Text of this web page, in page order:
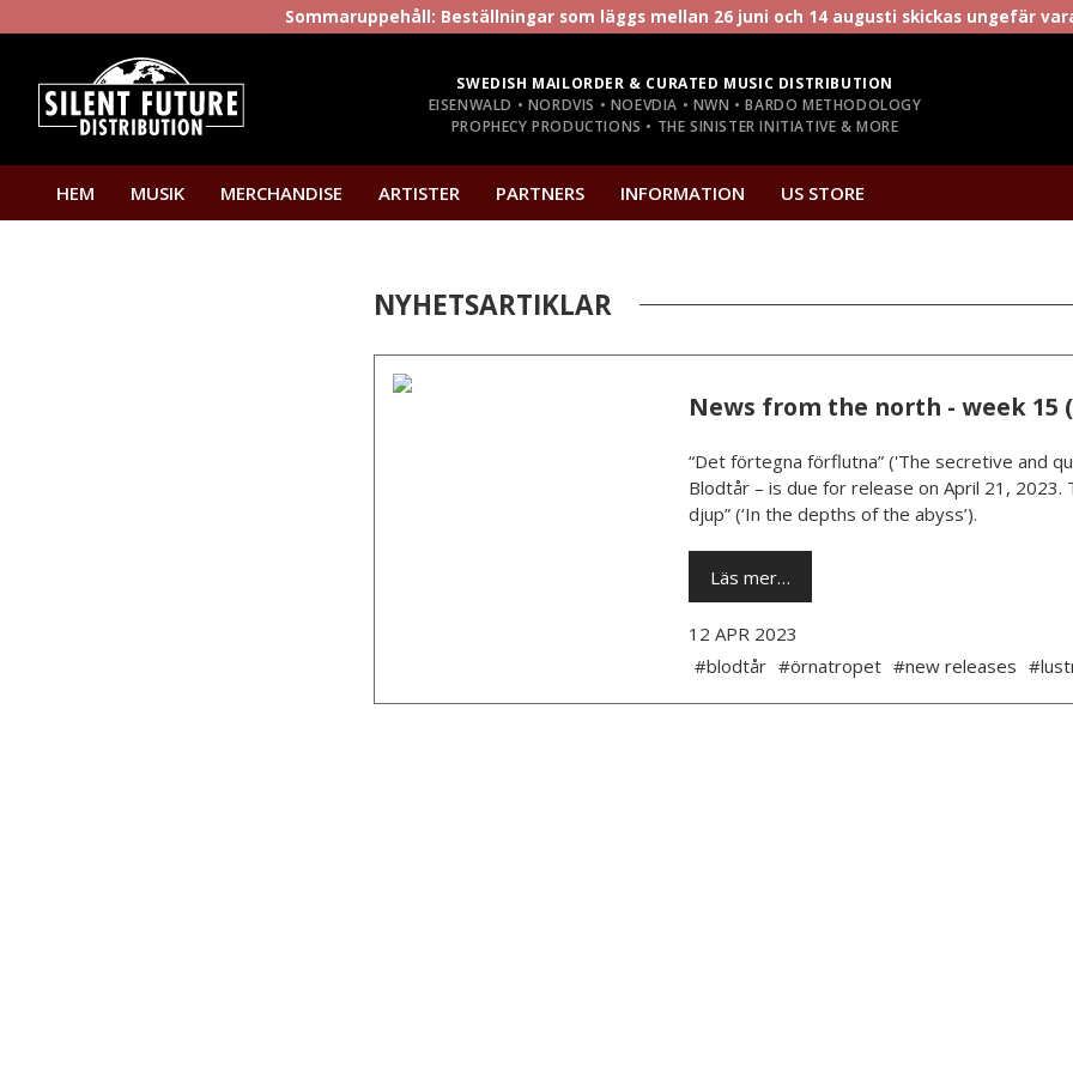
Sommaruppehåll: Beställningar som läggs mellan 26 juni och 14 augusti skickas ungefär
SWEDISH MAILORDER & CURATED MUSIC DISTRIBUTION
EISENWALD • NORDVIS • NOEVDIA • NWN • BARDO METHODOLOGY
PROPHECY PRODUCTIONS • THE SINISTER INITIATIVE & MORE
HEM MUSIK MERCHANDISE ARTISTER PARTNERS INFORMATION US STORE
NYHETSARTIKLAR
News from the north - week
“Det förtegna förflutna” ('The secretive and
Blodtår – is due for release on April 21,
djup” (‘In the depths of the abyss’).
Läs mer…
12 APR 2023
#blodtår #örnatropet #new releases